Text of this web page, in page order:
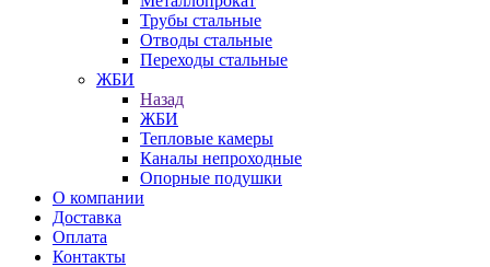
Трубы стальные
Отводы стальные
Переходы стальные
ЖБИ
Назад
ЖБИ
Тепловые камеры
Каналы непроходные
Опорные подушки
О компании
Доставка
Оплата
Контакты